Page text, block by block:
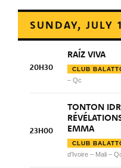
SUNDAY, JULY
20H30
RAÍZ VIVA
CLUB
– Qc
23H00
TONTON
EMMA
CLUB
d’Ivoire – Mali –